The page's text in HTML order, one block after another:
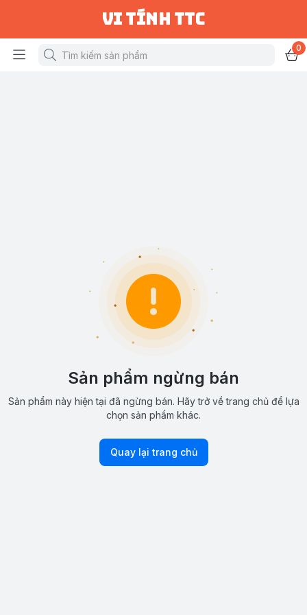
vi tính ttc
0
Sản phẩm ngừng bán
Sản phẩm này hiện tại đã ngừng bán. Hãy trở về trang chủ để lựa
chọn sản phẩm khác.
Quay lại trang chủ